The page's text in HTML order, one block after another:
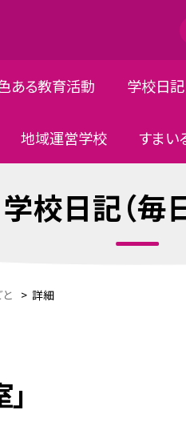
ある教育活動 学校日記
地域運営学校 すまい
学校日記（毎
> 詳細